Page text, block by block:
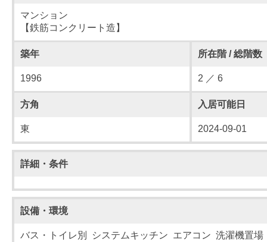
マンション
【鉄筋コンクリート造】
築年 所在階 / 総階数
1996 2 ／ 6
方角 入居可能日
東 2024-09-01
詳細・条件
設備・環境
バス・トイレ別 システムキッチン エアコン 洗濯機置場